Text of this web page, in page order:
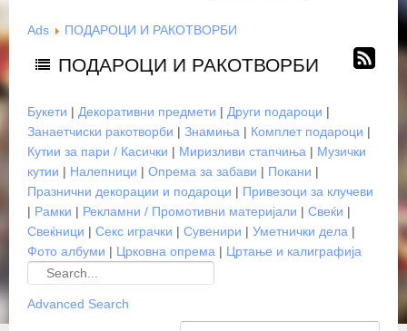
Ads ПОДАРОЦИ И РАКОТВОРБИ
ПОДАРОЦИ И РАКОТВОРБИ
Букети | Декоративни предмети | Други подароци |
Занаетчиски ракотворби | Знамиња | Комплет подароци |
Кутии за пари / Касички | Миризливи стапчиња | Музички
кутии | Налепници | Опрема за забави | Покани |
Празнични декорации и подароци | Привезоци за клучеви
| Рамки | Рекламни / Промотивни материјали | Свеќи |
Свеќници | Секс играчки | Сувенири | Уметнички дела |
Фото албуми | Црковна опрема | Цртање и калиграфија
Advanced Search